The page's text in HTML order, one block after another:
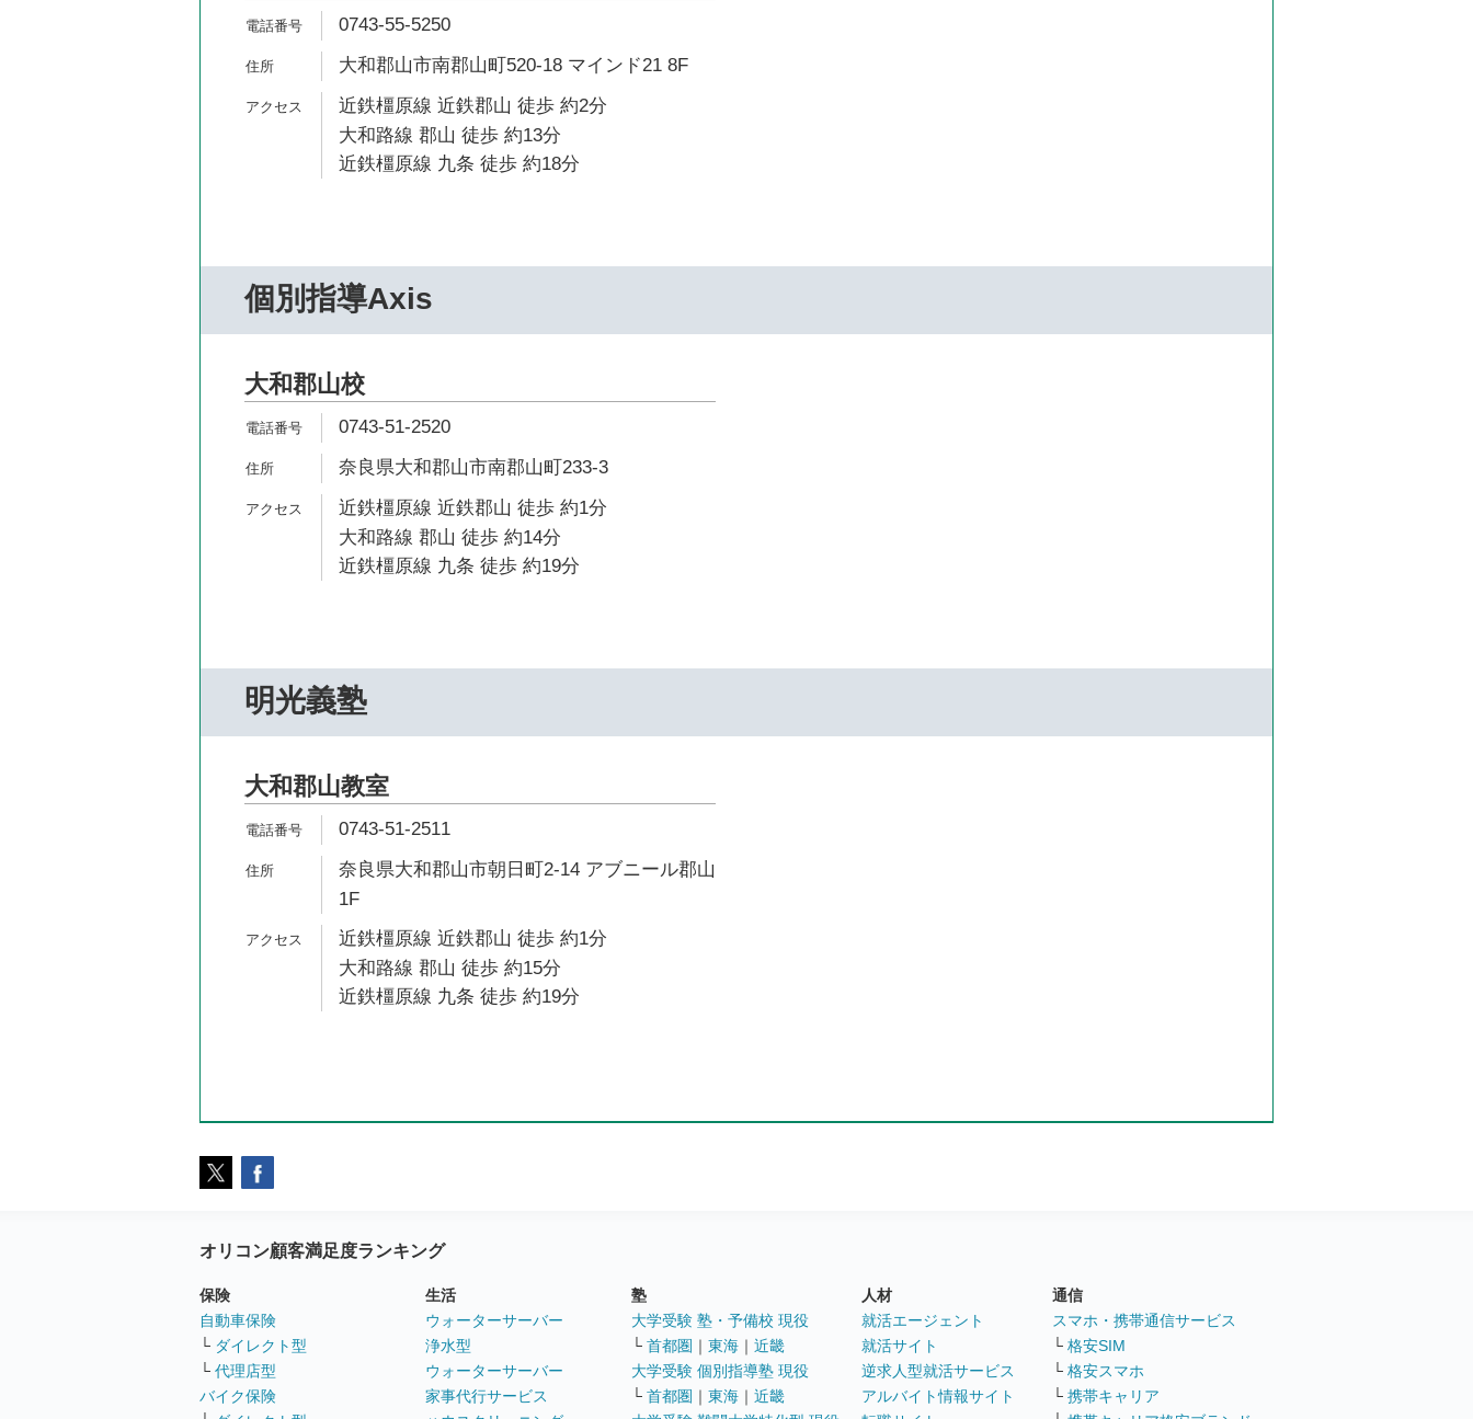
0743-55-5250
大和郡山市南郡山町520-18 マインド21 8F
近鉄橿原線 近鉄郡山 徒歩 約2分
大和路線 郡山 徒歩 約13分
近鉄橿原線 九条 徒歩 約18分
個別指導Axis
大和郡山校
0743-51-2520
奈良県大和郡山市南郡山町233-3
近鉄橿原線 近鉄郡山 徒歩 約1分
大和路線 郡山 徒歩 約14分
近鉄橿原線 九条 徒歩 約19分
明光義塾
大和郡山教室
0743-51-2511
奈良県大和郡山市朝日町2-14 アブニール郡山
1F
近鉄橿原線 近鉄郡山 徒歩 約1分
大和路線 郡山 徒歩 約15分
近鉄橿原線 九条 徒歩 約19分
オリコン顧客満足度ランキング
保険
自動車保険
└ ダイレクト型
└ 代理店型
バイク保険
生活
ウォーターサーバー
浄水型
ウォーターサーバー
家事代行サービス
塾
大学受験 塾・予備校 現役
└ 首都圏 ｜ 東海 ｜ 近畿
大学受験 個別指導塾 現役
└ 首都圏 ｜ 東海 ｜ 近畿
人材
就活エージェント
就活サイト
逆求人型就活サービス
アルバイト情報サイト
通信
スマホ・携帯通信サービス
└ 格安SIM
└ 格安スマホ
└ 携帯キャリア